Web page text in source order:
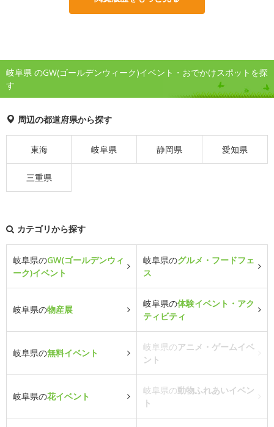
岐阜県 のGW(ゴールデンウィーク)イベント・おでかけスポットを探
す
周辺の都道府県から探す
東海 岐阜県 静岡県 愛知県
三重県
カテゴリから探す
岐阜県のGW(ゴールデンウィ
ーク)イベント
岐阜県のグルメ・フードフェ
ス
岐阜県の物産展
岐阜県の体験イベント・アク
ティビティ
岐阜県の無料イベント
岐阜県のアニメ・ゲームイベ
ント
岐阜県の花イベント
岐阜県の動物ふれあいイベン
ト